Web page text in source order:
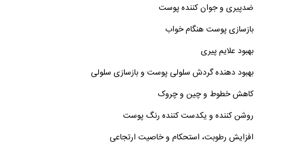
ضدپیری و جوان کننده پوست
بازسازی پوست هنگام خواب
بهبود علایم پیری
بهبود دهنده گردش سلولی پوست و بازسازی سلولی
کاهش خطوط و چین و چروک
روشن کننده و یکدست کننده رنگ پوست
افزایش رطوبت، استحکام و خاصیت ارتجاعی